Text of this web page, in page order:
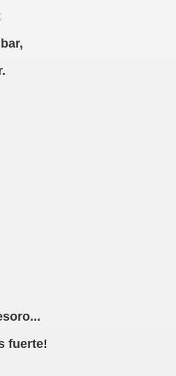
fuerte!
Romero)
El Triangle de Sants, 18-06-